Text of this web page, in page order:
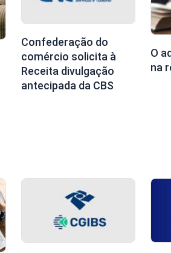
Confederação do
comércio solicita à
Receita divulgação
antecipada da CBS
O
na